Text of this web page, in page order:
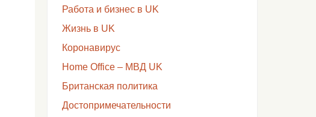
Работа и бизнес в UK
Жизнь в UK
Коронавирус
Home Office – МВД UK
Британская политика
Достопримечательности